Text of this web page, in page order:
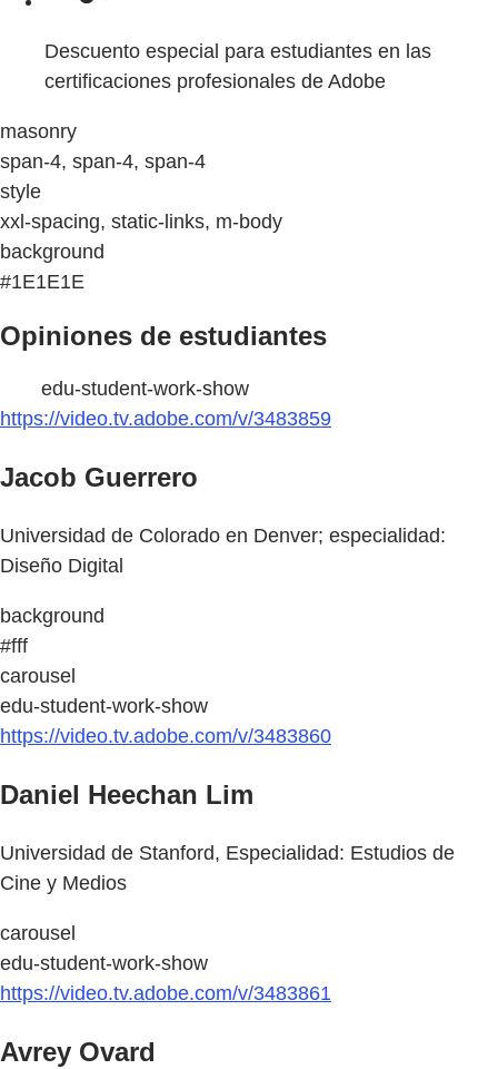
Descuento especial para estudiantes en las
certificaciones profesionales de Adobe
masonry
span-4, span-4, span-4
style
xxl-spacing, static-links, m-body
background
#1E1E1E
Opiniones de estudiantes
edu-student-work-show
https://video.tv.adobe.com/v/3483859
Jacob Guerrero
Universidad de Colorado en Denver; especialidad:
Diseño Digital
background
#fff
carousel
edu-student-work-show
https://video.tv.adobe.com/v/3483860
Daniel Heechan Lim
Universidad de Stanford, Especialidad: Estudios de
Cine y Medios
carousel
edu-student-work-show
https://video.tv.adobe.com/v/3483861
Avrey Ovard